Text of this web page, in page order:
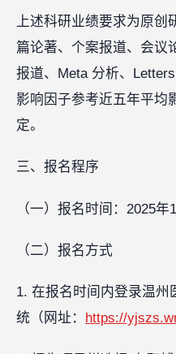
上述科研业绩要求为原创
篇论著、个案报道、会议
报道、Meta 分析、
影响因子参考近五年平均
定。
三、报名程序
（一）报名时间：2025
（二）报名方式
1. 在报名时间内登录温州
统（网址：
https://